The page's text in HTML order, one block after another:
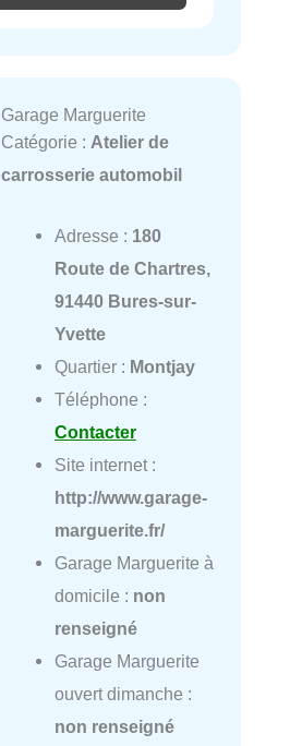
Garage Marguerite
Catégorie : Atelier de
carrosserie automobil
Adresse : 180
Route de Chartres,
91440 Bures-sur-
Yvette
Quartier : Montjay
Téléphone :
Contacter
Site internet :
http://www.garage-
marguerite.fr/
Garage Marguerite à
domicile : non
renseigné
Garage Marguerite
ouvert dimanche :
non renseigné